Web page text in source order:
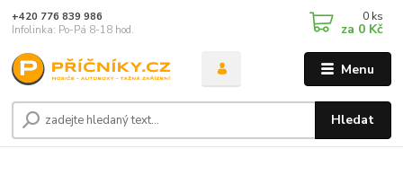
Menu
Hledat
+420 776 839 986
Infolinka: Po-Pá 8-18 hod.
0 ks
za 0 Kč